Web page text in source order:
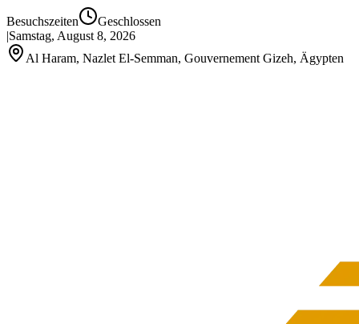
Besuchszeiten
Geschlossen
|Samstag, August 8, 2026
Al Haram, Nazlet El-Semman, Gouvernement Gizeh, Ägypten